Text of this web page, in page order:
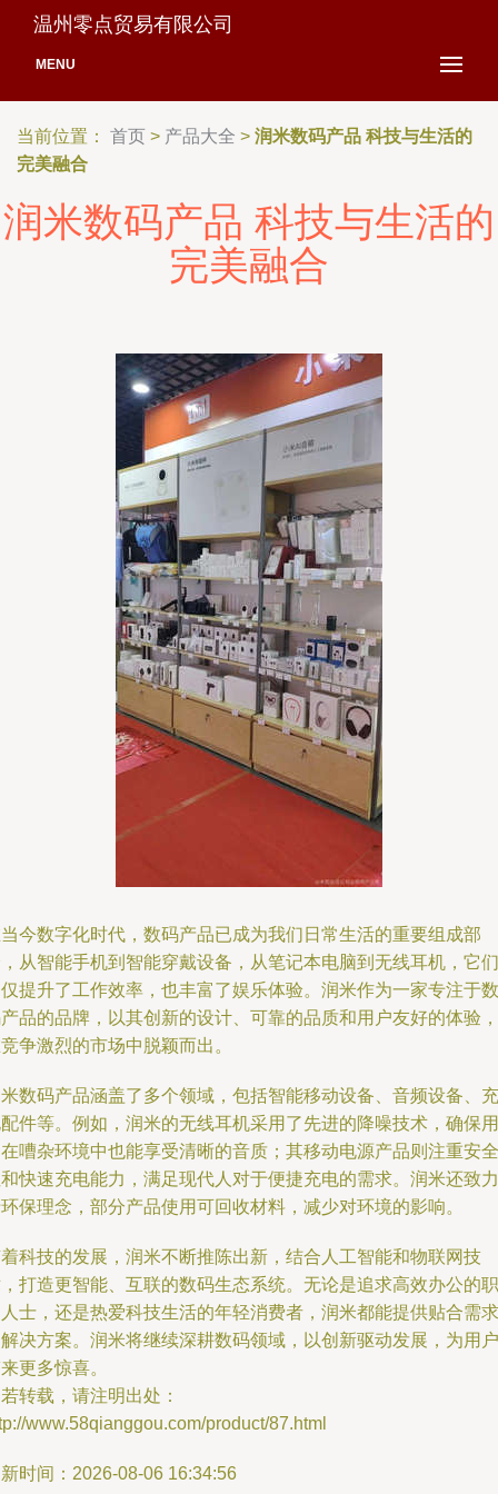
温州零点贸易有限公司
MENU
当前位置： 首页 > 产品大全 > 润米数码产品 科技与生活的
完美融合
润米数码产品 科技与生活的
完美融合
今数字化时代，数码产品已成为我们日常生活的重要组成部
从智能手机到智能穿戴设备，从笔记本电脑到无线耳机，它们
提升了工作效率，也丰富了娱乐体验。润米作为一家专注于数
品的品牌，以其创新的设计、可靠的品质和用户友好的体验，
争激烈的市场中脱颖而出。
数码产品涵盖了多个领域，包括智能移动设备、音频设备、充
件等。例如，润米的无线耳机采用了先进的降噪技术，确保用
嘈杂环境中也能享受清晰的音质；其移动电源产品则注重安全
快速充电能力，满足现代人对于便捷充电的需求。润米还致力
保理念，部分产品使用可回收材料，减少对环境的影响。
科技的发展，润米不断推陈出新，结合人工智能和物联网技
打造更智能、互联的数码生态系统。无论是追求高效办公的职
士，还是热爱科技生活的年轻消费者，润米都能提供贴合需求
决方案。润米将继续深耕数码领域，以创新驱动发展，为用户
更多惊喜。
转载，请注明出处：
www.58qianggou.com/product/87.html
时间：2026-08-06 16:34:56